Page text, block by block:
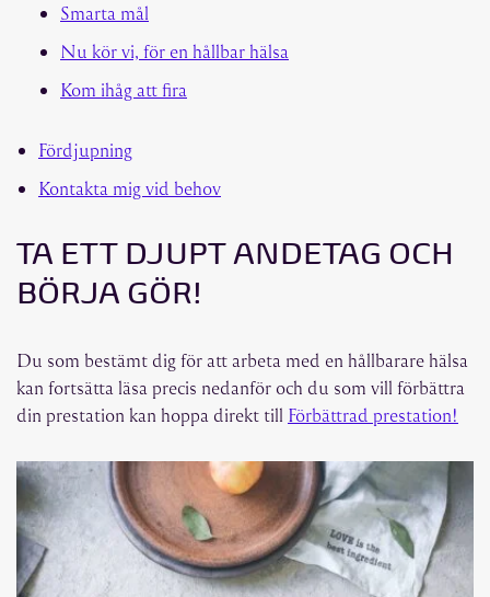
Smarta mål
Nu kör vi, för en hållbar hälsa
Kom ihåg att fira
Fördjupning
Kontakta mig vid behov
TA ETT DJUPT ANDETAG OCH
BÖRJA GÖR!
Du som bestämt dig för att arbeta med en hållbarare hälsa
kan fortsätta läsa precis nedanför och du som vill förbättra
din prestation kan hoppa direkt till Förbättrad prestation!